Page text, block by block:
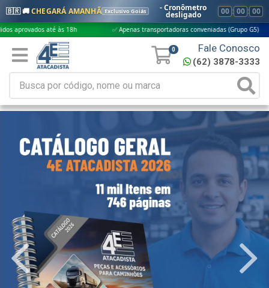
🇧🇷 🚚CHEGARÁ AMANHÃ Exclusivo Goiás - Cronômetro
desligado 00 : 00 : 00
até às 18h ✅ Apenas transportadoras conveniadas (Grupo G5) 🎁
0 Fale Conosco
(62) 3878-3333